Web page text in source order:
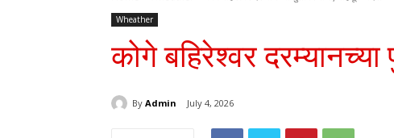
Wheather
कोगे बहिरेश्वर
By Admin July 4, 2026